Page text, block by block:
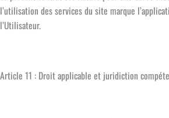
l’utilisation des services du site marque
l’Utilisateur.
Article 11 : Droit applicable et juridiction